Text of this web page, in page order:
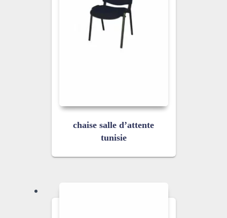
chaise salle d’attente
tunisie